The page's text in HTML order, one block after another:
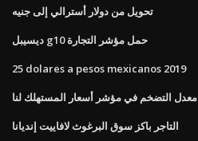
تحويل من دولار أسترالي إلى جنيه
ديسيبل g10 حمل مؤشر التجارة
25 dolares a pesos mexicanos 2019
معدل التضخم في مؤشر أسعار المستهلك لنا
التاجر باكز سوق البرغوث لافاييت إنديانا